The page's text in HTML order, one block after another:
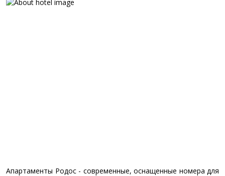
Апартаменты Родос - современные, оснащенные номера для